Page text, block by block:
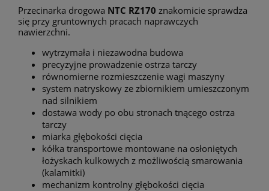
Przecinarka drogowa NTC RZ170 znakomicie sprawdza
się przy gruntownych pracach naprawczych
nawierzchni.
wytrzymała i niezawodna budowa
precyzyjne prowadzenie ostrza tarczy
równomierne rozmieszczenie wagi maszyny
system natryskowy ze zbiornikiem umieszczonym
nad silnikiem
dostawa wody po obu stronach tnącego ostrza
tarczy
miarka głębokości cięcia
kółka transportowe montowane na osłoniętych
łożyskach kulkowych z możliwością smarowania
(kalamitki)
mechanizm kontrolny głębokości cięcia